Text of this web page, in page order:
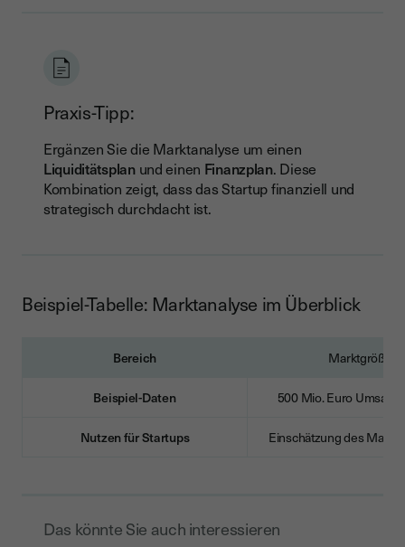
Praxis-Tipp:
Ergänzen Sie die Marktanalyse um einen
Liquiditätsplanund einen Finanzplan. Diese
Kombination zeigt, dass das Startup finanziell und
strategisch durchdacht ist.
Beispiel-Tabelle: Marktanalyse im Überblick
Bereich Marktgröße
Beispiel-Daten 500 Mio. Euro
Nutzen für Startups Einschätzung des
Das könnte Sie auch interessieren